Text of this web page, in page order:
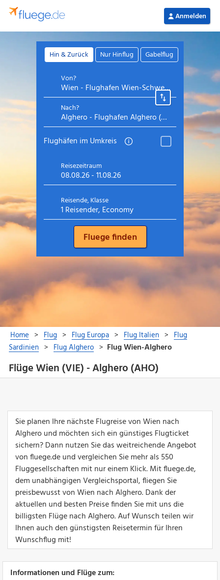
Flüge Wien (VIE) - Alghero (AHO)
Sie planen Ihre nächste Flugreise von Wien nach
Alghero und möchten sich ein günstiges Flugticket
sichern? Dann nutzen Sie das weitreichende Angebot
von fluege.de und vergleichen Sie mehr als 550
Fluggesellschaften mit nur einem Klick. Mit fluege.de,
dem unabhängigen Vergleichsportal, fliegen Sie
preisbewusst von Wien nach Alghero. Dank der
aktuellen und besten Preise finden Sie mit uns die
billigsten Flüge nach Alghero. Auf Wunsch teilen wir
Ihnen auch den günstigsten Reisetermin für Ihren
Wunschflug mit!
Informationen und Flüge zum: